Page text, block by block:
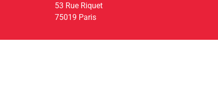
53 Rue Riquet
75019 Paris